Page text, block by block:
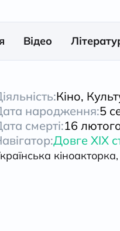
Відео
Кіно,
народження:5
смерті:16
Довге XIX